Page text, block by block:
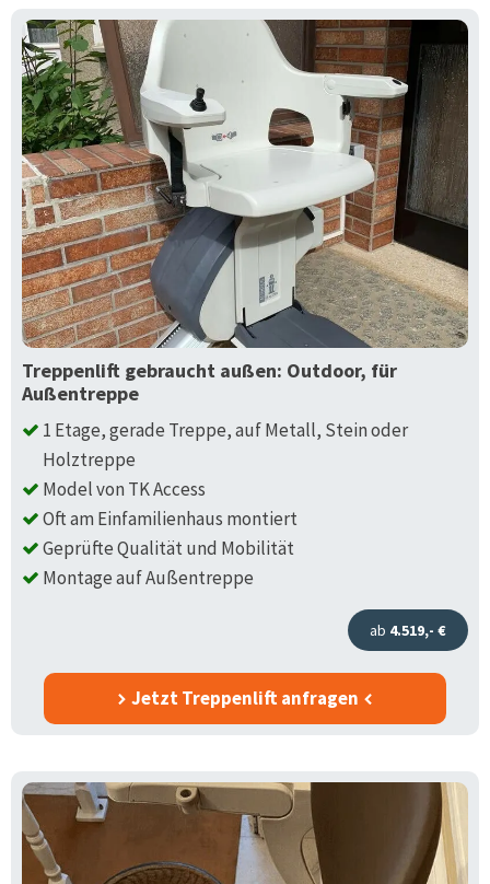
Treppenlift gebraucht außen: Outdoor, für
Außentreppe
1 Etage, gerade Treppe, auf Metall, Stein oder
Holztreppe
Model von TK Access
Oft am Einfamilienhaus montiert
Geprüfte Qualität und Mobilität
Montage auf Außentreppe
ab 4.519,- €
Jetzt Treppenlift anfragen